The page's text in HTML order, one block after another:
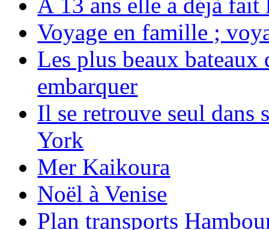
Voyage en famille ;
Les plus beaux bateaux
embarquer
Il se retrouve seul dans
York
Mer Kaikoura
Noël à Venise
Plan transports